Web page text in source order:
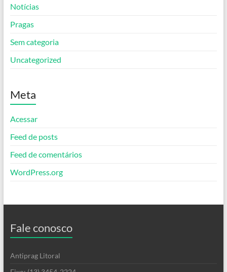
Notícias
Pragas
Sem categoria
Uncategorized
Meta
Acessar
Feed de posts
Feed de comentários
WordPress.org
Fale conosco
Antiprag Litoral